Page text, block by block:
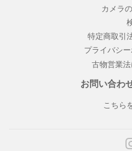
カメラ
特定商取引
プライバシ
古物営業
お問い合わ
こちら